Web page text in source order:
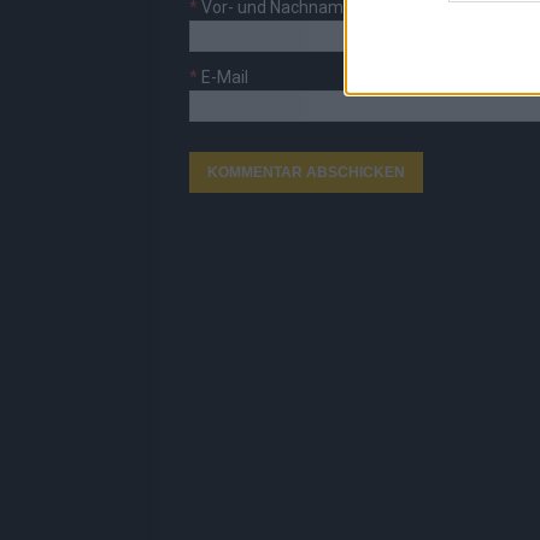
* Vor- und Nachname
* E-Mail